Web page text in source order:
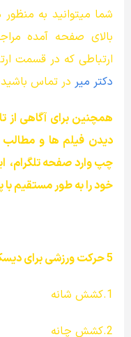
شما میتوانید به
بالای صفحه آمده
ارتباطی که در قسمت
دکتر میر در تماس
همچنین برای آگاهی از
دیدن فیلم ها و
چپ وارد صفحه تلگرام،
خود را به طور مستقیم با
5 حرکت ورزشی برای دیسک گردن
1.کشش شانه
2.کشش چانه